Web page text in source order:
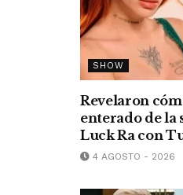
SHOW
Revelaron
enterado de la
Luck Ra con
4 AGOSTO - 2026